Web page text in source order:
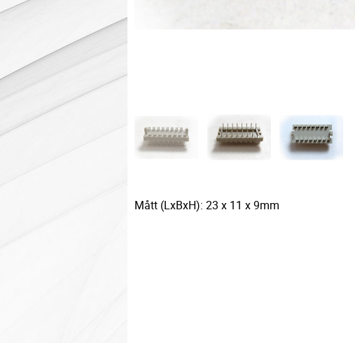
Mått (LxBxH): 23 x 11 x 9mm